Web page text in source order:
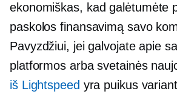
ekonomiškas, kad galėtumėte
paskolos finansavimą savo
Pavyzdžiui, jei galvojate apie
platformos arba svetainės
iš Lightspeed yra puikus